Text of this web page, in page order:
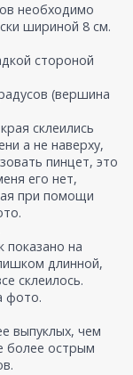
необходимо
шириной 8 см.
стороной
(вершина
склеились
а не наверху,
пинцет, это
его нет,
при помощи
показано на
длинной,
склеилось.
фото.
выпуклых, чем
более острым